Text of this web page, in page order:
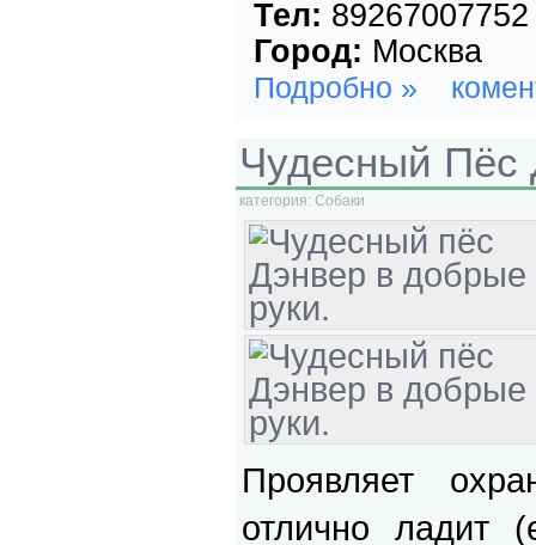
Тел: 89267007752
Город: Москва
Подробно »
Чудесный Пёс
категория: Собаки
Проявляет
отлично ладит